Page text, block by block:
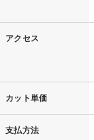
アクセス
カット単価
支払方法